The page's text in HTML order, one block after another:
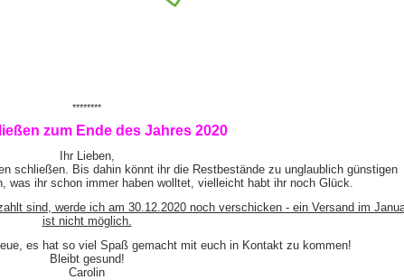
********
zum Ende des Jahres 2020
Ihr Lieben,
schließen. Bis dahin könnt ihr die Restbestände zu unglaublich günstigen
was ihr schon immer haben wolltet, vielleicht habt ihr noch Glück.
sind, werde ich am 30.12.2020 noch verschicken - ein Versand im
ist nicht möglich.
es hat so viel Spaß gemacht mit euch in Kontakt zu kommen!
Bleibt gesund!
Carolin